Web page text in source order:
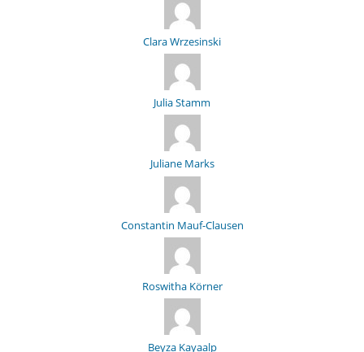
Clara Wrzesinski
Julia Stamm
Juliane Marks
Constantin Mauf-Clausen
Roswitha Körner
Beyza Kayaalp